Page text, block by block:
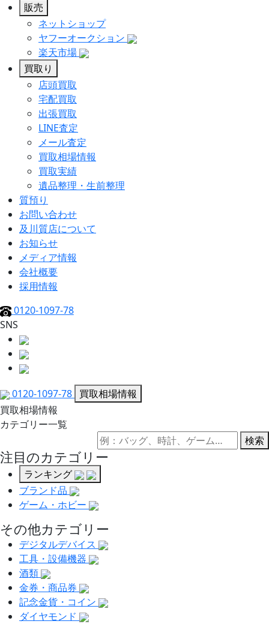
販売
ネットショップ
ヤフーオークション
楽天市場
買取り
店頭買取
宅配買取
出張買取
LINE査定
メール査定
買取相場情報
買取実績
遺品整理・生前整理
質預り
お問い合わせ
及川質店について
お知らせ
メディア情報
会社概要
採用情報
0120-1097-78
SNS
0120-1097-78 買取相場情報
買取相場情報
カテゴリー一覧
検索
注目のカテゴリー
ランキング
ブランド品
ゲーム・ホビー
その他カテゴリー
デジタルデバイス
工具・設備機器
酒類
金券・商品券
記念金貨・コイン
ダイヤモンド